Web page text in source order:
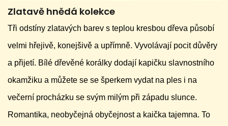
Zlatavě hnědá kolekce
Tři odstíny zlatavých barev s teplou kresbou dřeva působí
velmi hřejivě, konejšivě a upřímně. Vyvolávají pocit důvěry
a přijetí. Bílé dřevěné korálky dodají kapičku slavnostního
okamžiku a můžete se se šperkem vydat na ples i na
večerní procházku se svým milým při západu slunce.
Romantika, neobyčejná obyčejnost a kaička tajemna. To